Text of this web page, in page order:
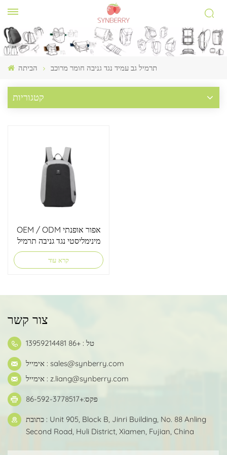
הביתה תרמיל גב עמיד נגד גניבה חומר מרוכב
קטגוריות
OEM / ODM אפור אופנתי
מינימליסטי נגד גניבה תרמיל
מחשב נייד
קרא עוד
צור קשר
טל : +86 13959214481
אימייל : sales@synberry.com
אימייל : z.liang@synberry.com
פקס:+86-592-3778517
כתובת : Unit 905, Block B, Jinri Building, No. 88 Anling
Second Road, Huli District, Xiamen, Fujian, China